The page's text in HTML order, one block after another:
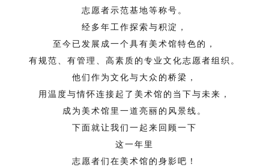
志愿者示范基地等称号。
经多年工作探索与积淀，
至今已发展成一个具有美术馆特色的，
有规范、有管理、高素质的专业文化志愿者组织。
他们作为文化与大众的桥梁，
用温度与情怀连接起了美术馆的当下与未来，
成为美术馆里一道亮丽的风景线。
下面就让我们一起来回顾一下
这一年里
志愿者们在美术馆的身影吧！